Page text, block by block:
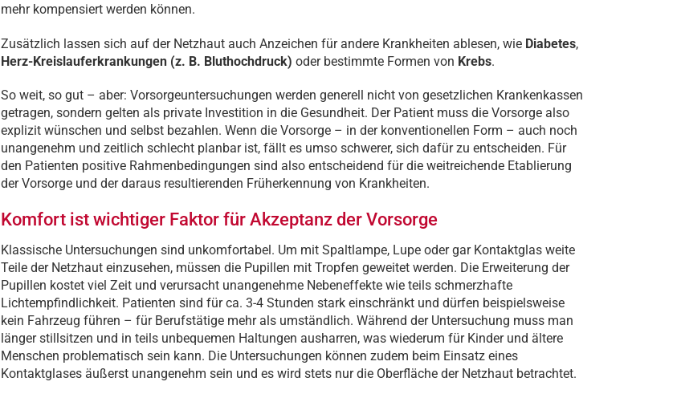
mehr kompensiert werden können.
Zusätzlich lassen sich auf der Netzhaut auch Anzeichen für andere Krankheiten ablesen, wie Diabetes,
Herz-Kreislauferkrankungen (z. B. Bluthochdruck) oder bestimmte Formen von Krebs.
So weit, so gut – aber: Vorsorgeuntersuchungen werden generell nicht von gesetzlichen Krankenkassen
getragen, sondern gelten als private Investition in die Gesundheit. Der Patient muss die Vorsorge also
explizit wünschen und selbst bezahlen. Wenn die Vorsorge – in der konventionellen Form – auch noch
unangenehm und zeitlich schlecht planbar ist, fällt es umso schwerer, sich dafür zu entscheiden. Für
den Patienten positive Rahmenbedingungen sind also entscheidend für die weitreichende Etablierung
der Vorsorge und der daraus resultierenden Früherkennung von Krankheiten.
Komfort ist wichtiger Faktor für Akzeptanz der Vorsorge
Klassische Untersuchungen sind unkomfortabel. Um mit Spaltlampe, Lupe oder gar Kontaktglas weite
Teile der Netzhaut einzusehen, müssen die Pupillen mit Tropfen geweitet werden. Die Erweiterung der
Pupillen kostet viel Zeit und verursacht unangenehme Nebeneffekte wie teils schmerzhafte
Lichtempfindlichkeit. Patienten sind für ca. 3-4 Stunden stark einschränkt und dürfen beispielsweise
kein Fahrzeug führen – für Berufstätige mehr als umständlich. Während der Untersuchung muss man
länger stillsitzen und in teils unbequemen Haltungen ausharren, was wiederum für Kinder und ältere
Menschen problematisch sein kann. Die Untersuchungen können zudem beim Einsatz eines
Kontaktglases äußerst unangenehm sein und es wird stets nur die Oberfläche der Netzhaut betrachtet.